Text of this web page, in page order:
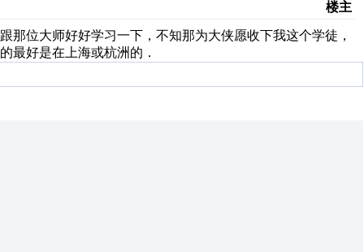
楼主
位大师好好学习一下，不知那为大侠愿收下我这个学徒，
最好是在上海或杭洲的．